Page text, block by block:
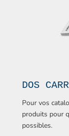
DOS
Pour vos
produits pour
possibles.